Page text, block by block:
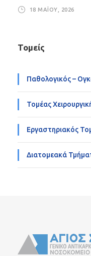
18 ΜΑΪ́ΟΥ, 2026
Τομείς
Παθολογικός –
Τομέας
Εργαστηριακός
Διατομεακά